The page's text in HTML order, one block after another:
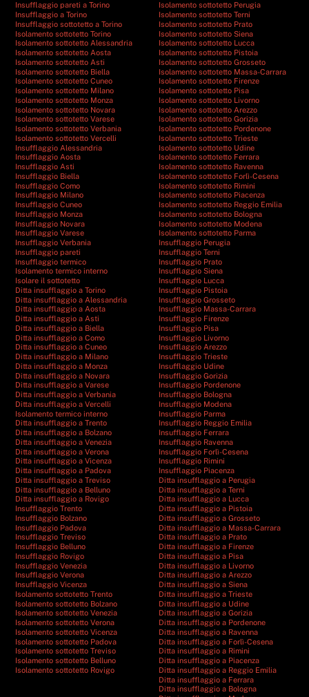
Insufflaggio pareti a Torino
Insufflaggio a Torino
Insufflaggio sottotetto a Torino
Isolamento sottotetto Torino
Isolamento sottotetto Alessandria
Isolamento sottotetto Aosta
Isolamento sottotetto Asti
Isolamento sottotetto Biella
Isolamento sottotetto Cuneo
Isolamento sottotetto Milano
Isolamento sottotetto Monza
Isolamento sottotetto Novara
Isolamento sottotetto Varese
Isolamento sottotetto Verbania
Isolamento sottotetto Vercelli
Insufflaggio Alessandria
Insufflaggio Aosta
Insufflaggio Asti
Insufflaggio Biella
Insufflaggio Como
Insufflaggio Milano
Insufflaggio Cuneo
Insufflaggio Monza
Insufflaggio Novara
Insufflaggio Varese
Insufflaggio Verbania
Insufflaggio pareti
Insufflaggio termico
Isolamento termico interno
Isolare il sottotetto
Ditta insufflaggio a Torino
Ditta insufflaggio a Alessandria
Ditta insufflaggio a Aosta
Ditta insufflaggio a Asti
Ditta insufflaggio a Biella
Ditta insufflaggio a Como
Ditta insufflaggio a Cuneo
Ditta insufflaggio a Milano
Ditta insufflaggio a Monza
Ditta insufflaggio a Novara
Ditta insufflaggio a Varese
Ditta insufflaggio a Verbania
Ditta insufflaggio a Vercelli
Isolamento termico interno
Ditta insufflaggio a Trento
Ditta insufflaggio a Bolzano
Ditta insufflaggio a Venezia
Ditta insufflaggio a Verona
Ditta insufflaggio a Vicenza
Ditta insufflaggio a Padova
Ditta insufflaggio a Treviso
Ditta insufflaggio a Belluno
Ditta insufflaggio a Rovigo
Insufflaggio Trento
Insufflaggio Bolzano
Insufflaggio Padova
Insufflaggio Treviso
Insufflaggio Belluno
Insufflaggio Rovigo
Insufflaggio Venezia
Insufflaggio Verona
Insufflaggio Vicenza
Isolamento sottotetto Trento
Isolamento sottotetto Bolzano
Isolamento sottotetto Venezia
Isolamento sottotetto Verona
Isolamento sottotetto Vicenza
Isolamento sottotetto Padova
Isolamento sottotetto Treviso
Isolamento sottotetto Belluno
Isolamento sottotetto Rovigo
Isolamento sottotetto Perugia
Isolamento sottotetto Terni
Isolamento sottotetto Prato
Isolamento sottotetto Siena
Isolamento sottotetto Lucca
Isolamento sottotetto Pistoia
Isolamento sottotetto Grosseto
Isolamento sottotetto Massa-Carrara
Isolamento sottotetto Firenze
Isolamento sottotetto Pisa
Isolamento sottotetto Livorno
Isolamento sottotetto Arezzo
Isolamento sottotetto Gorizia
Isolamento sottotetto Pordenone
Isolamento sottotetto Trieste
Isolamento sottotetto Udine
Isolamento sottotetto Ferrara
Isolamento sottotetto Ravenna
Isolamento sottotetto Forlì-Cesena
Isolamento sottotetto Rimini
Isolamento sottotetto Piacenza
Isolamento sottotetto Reggio Emilia
Isolamento sottotetto Bologna
Isolamento sottotetto Modena
Isolamento sottotetto Parma
Insufflaggio Perugia
Insufflaggio Terni
Insufflaggio Prato
Insufflaggio Siena
Insufflaggio Lucca
Insufflaggio Pistoia
Insufflaggio Grosseto
Insufflaggio Massa-Carrara
Insufflaggio Firenze
Insufflaggio Pisa
Insufflaggio Livorno
Insufflaggio Arezzo
Insufflaggio Trieste
Insufflaggio Udine
Insufflaggio Gorizia
Insufflaggio Pordenone
Insufflaggio Bologna
Insufflaggio Modena
Insufflaggio Parma
Insufflaggio Reggio Emilia
Insufflaggio Ferrara
Insufflaggio Ravenna
Insufflaggio Forlì-Cesena
Insufflaggio Rimini
Insufflaggio Piacenza
Ditta insufflaggio a Perugia
Ditta insufflaggio a Terni
Ditta insufflaggio a Lucca
Ditta insufflaggio a Pistoia
Ditta insufflaggio a Grosseto
Ditta insufflaggio a Massa-Carrara
Ditta insufflaggio a Prato
Ditta insufflaggio a Firenze
Ditta insufflaggio a Pisa
Ditta insufflaggio a Livorno
Ditta insufflaggio a Arezzo
Ditta insufflaggio a Siena
Ditta insufflaggio a Trieste
Ditta insufflaggio a Udine
Ditta insufflaggio a Gorizia
Ditta insufflaggio a Pordenone
Ditta insufflaggio a Ravenna
Ditta insufflaggio a Forlì-Cesena
Ditta insufflaggio a Rimini
Ditta insufflaggio a Piacenza
Ditta insufflaggio a Reggio Emilia
Ditta insufflaggio a Ferrara
Ditta insufflaggio a Bologna